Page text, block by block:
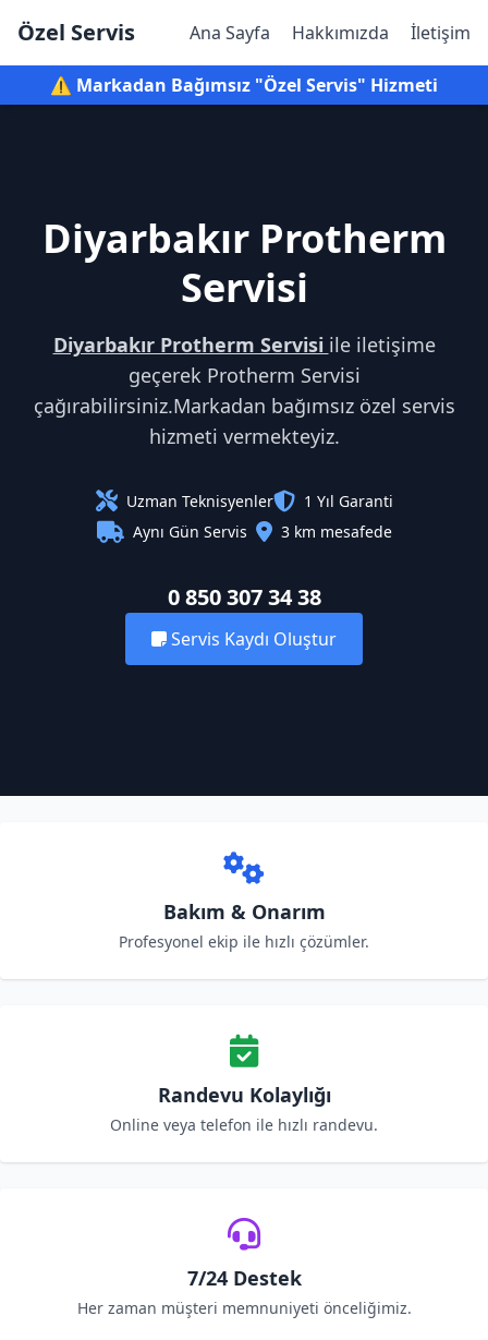
Özel Servis Ana Sayfa Hakkımızda İletişim
⚠️ Markadan Bağımsız "Özel Servis" Hizmeti
Diyarbakır Protherm
Servisi
Diyarbakır Protherm Servisi ile iletişime
geçerek Protherm Servisi
çağırabilirsiniz.Markadan bağımsız özel servis
hizmeti vermekteyiz.
Uzman Teknisyenler
1 Yıl Garanti
Aynı Gün Servis
3 km mesafede
0 850 307 34 38
Servis Kaydı Oluştur
Bakım & Onarım
Profesyonel ekip ile hızlı çözümler.
Randevu Kolaylığı
Online veya telefon ile hızlı randevu.
7/24 Destek
Her zaman müşteri memnuniyeti önceliğimiz.